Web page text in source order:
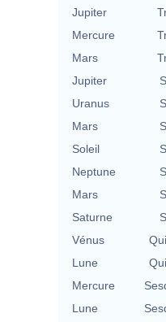
Jupiter
Mercure
Mars
Jupiter
Uranus
Mars
Soleil
Neptune
Mars
Saturne
Vénus
Lune
Mercure
Lune